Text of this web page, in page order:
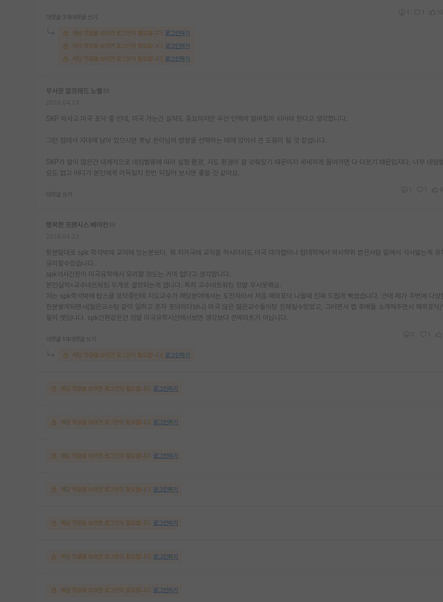
대댓글 3개 대댓글 쓰기
해당 댓글을 보려면 로그인이 필요합니다. 로그인하기
해당 댓글을 보려면 로그인이 필요합니다. 로그인하기
해당 댓글을 보려면 로그인이 필요합니다. 로그인하기
무서운 알프레드 노벨
SKP 박사고 미국 포닥 중 인데, 미국 가는건 실적도 중요하지만 우선 인맥이 밑바침이 되어야 한다고 생각합니다.
그런 점에서 자대에 남아 있으시면 훗날 쓴이님의 방향을 선택하는 데에 있어서 큰 도움이 될 것 같습니다.
SKP가 말이 많은건 대체적으로 네임벨류에 따라 실험 환경, 지도 환경이 잘 갖춰있기 때문이지 세세하게 들어가면 다 다르기 때문입지다. 너무 네임
요도 없고 어디가 본인에게 이득일지 한번 되짚어 보시면 좋을 것 같아요.
대댓글 쓰기
행복한 프랜시스 베이컨
윗분말대로 spk 학석박에 교직에 있는분보다, 뭐 지거국에 교직을 하시더라도 미국 대가랩이나 탑대학에서 박사학위 받은사람 밑에서 석사밟는게 유
유리할수있습니다.
spk석사간핀이 미국유학에서 유리할 정도는 거의 없다고 생각합니다.
본인실적+교수네트워킹 두개로 결정되는게 큽니다. 특히 교수네트워킹 정말 무시못해요.
저는 spk학석박에 탑스쿨 포닥중인데 지도교수가 해당분야에서는 도전자라서 처음 해외포닥 나올때 진짜 드럽게 빡셌습니다. 근데 제가 주변에 다양
친분쌓게되면서(젊은교수랑 같이 일하고 혼자 포닥이다보니) 미국 많은 젊은교수들이랑 친해질수있었고, 그러면서 랩 후배들 소개해주면서 해외포닥/
들이 셋입니다. spk간판같은건 정말 미국유학시선에서보면 생각보다 큰메리트가 아닙니다.
대댓글 1개 대댓글 쓰기
해당 댓글을 보려면 로그인이 필요합니다. 로그인하기
해당 댓글을 보려면 로그인이 필요합니다. 로그인하기
해당 댓글을 보려면 로그인이 필요합니다. 로그인하기
해당 댓글을 보려면 로그인이 필요합니다. 로그인하기
해당 댓글을 보려면 로그인이 필요합니다. 로그인하기
해당 댓글을 보려면 로그인이 필요합니다. 로그인하기
해당 댓글을 보려면 로그인이 필요합니다. 로그인하기
해당 댓글을 보려면 로그인이 필요합니다. 로그인하기